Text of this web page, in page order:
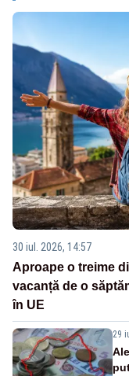
30 iul. 2026, 14:57
Aproape o treime
vacanță de o
în UE
29